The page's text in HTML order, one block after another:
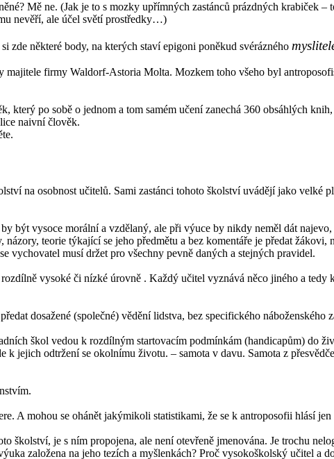
Mě ne. (Jak je to s mozky upřímných zastánců prázdných krabiček –
nevěří, ale účel světí prostředky…)
zde některé body, na kterých staví epigoni poněkud svérázného
firmy Waldorf-Astoria Molta. Mozkem toho všeho byl
po sobě o jednom a tom samém učení zanechá 360 obsáhlých
naivní člověk.
na osobnost učitelů. Sami zastánci tohoto školství uvádějí jako velké
být vysoce morální a vzdělaný, ale při výuce by nikdy neměl dát
teorie týkající se jeho předmětu a bez komentáře je předat žákovi,
musí držet pro všechny pevně daných a stejných pravidel.
vysoké či nízké úrovně . Každý učitel vyznává něco jiného a tedy
dosažené (společné) vědění lidstva, bez specifického náboženského
škol vedou k rozdílným startovacím podmínkám (handicapům) do
jejich odtržení se okolnímu životu. – samota v davu. Samota z
A mohou se ohánět jakýmikoli statistikami, že se k antroposofii hlásí
školství, je s ním propojena, ale není otevřeně jmenována. Je trochu
založena na jeho tezích a myšlenkách? Proč vysokoškolský učitel a